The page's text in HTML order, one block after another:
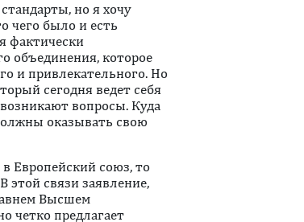
но я хочу
чего было и есть
фактически
объединения, которое
и привлекательного. Но
сегодня ведет себя
вопросы. Куда
оказывать свою
Европейский союз, то
этой связи заявление,
Высшем
четко предлагает